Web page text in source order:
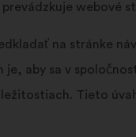
webové
na stránke
aby sa v
Tieto